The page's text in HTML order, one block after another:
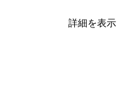
詳細を表示